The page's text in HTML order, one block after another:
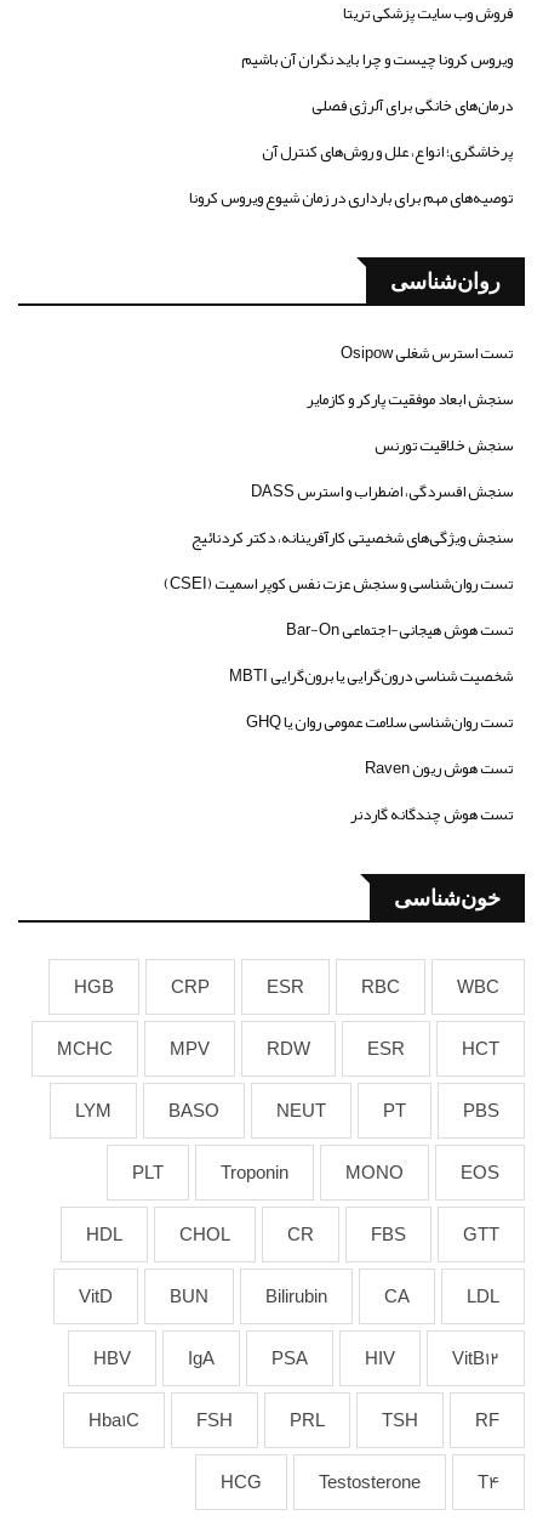
فروش وب سایت پزشکی تریتا
ویروس کرونا چیست و چرا باید نگران آن باشیم
درمان‌های خانگی برای آلرژی فصلی
پرخاشگری؛ انواع، علل و روش‌های کنترل آن
توصیه‌های مهم برای بارداری در زمان شیوع ویروس کرونا
روان‌شناسی
تست استرس شغلی Osipow
سنجش ابعاد موفقیت پارکر و کازمایر
سنجش خلاقیت تورنس
سنجش افسردگی، اضطراب و استرس DASS
سنجش ویژگی‌های شخصیتی کارآفرینانه، دکتر کردنائیج
تست روان‌شناسی و سنجش عزت نفس کوپر اسمیت (CSEI)
تست هوش هیجانی-اجتماعی Bar-On
شخصیت شناسی درون‌گرایی یا برون‌گرایی MBTI
تست روان‌شناسی سلامت عمومی روان یا GHQ
تست هوش ریون Raven
تست هوش چندگانه گاردنر
خون‌شناسی
WBC
RBC
ESR
CRP
HGB
HCT
ESR
RDW
MPV
MCHC
PBS
PT
NEUT
BASO
LYM
EOS
MONO
Troponin
PLT
GTT
FBS
CR
CHOL
HDL
LDL
CA
Bilirubin
BUN
VitD
VitB12
HIV
PSA
IgA
HBV
RF
TSH
PRL
FSH
Hba1C
T4
Testosterone
HCG